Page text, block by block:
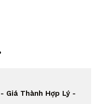
Giá Thành Hợp Lý -